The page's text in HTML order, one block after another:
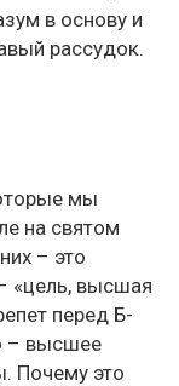
в основу и
рассудок.
мы
на святом
– это
«цель, высшая
перед Б-
– высшее
Почему это